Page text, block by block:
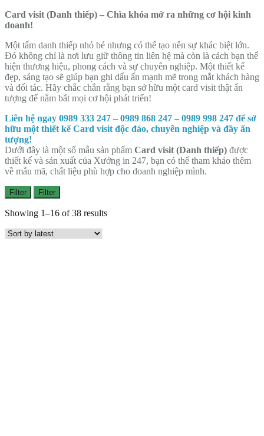
Card visit (Danh thiếp) – Chìa khóa mở ra những cơ hội kinh
doanh!
Một tấm danh thiếp nhỏ bé nhưng có thể tạo nên sự khác biệt lớn.
Đó không chỉ là nơi lưu giữ thông tin liên hệ mà còn là cách bạn thể
hiện thương hiệu, phong cách và sự chuyên nghiệp. Một thiết kế
đẹp, sáng tạo sẽ giúp bạn ghi dấu ấn mạnh mẽ trong mắt khách hàng
và đối tác. Hãy chắc chắn rằng bạn sở hữu một card visit thật ấn
tượng để nắm bắt mọi cơ hội phát triển!
Liên hệ ngay 0989 333 247 – 0989 868 247 – 0989 998 247 để sở
hữu một thiết kế Card visit độc đáo, chuyên nghiệp và đầy ấn
tượng!
Dưới đây là một số mẫu sản phẩm Card visit (Danh thiếp) được
thiết kế và sản xuất của Xưởng in 247, bạn có thể tham khảo thêm
về mẫu mã, chất liệu phù hợp cho doanh nghiệp mình.
Filter Filter
Showing 1–16 of 38 results